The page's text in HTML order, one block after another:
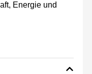
Energie und